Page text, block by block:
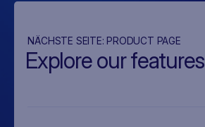
NÄCHSTE SEITE: PRODUCT PAGE
Explore our features